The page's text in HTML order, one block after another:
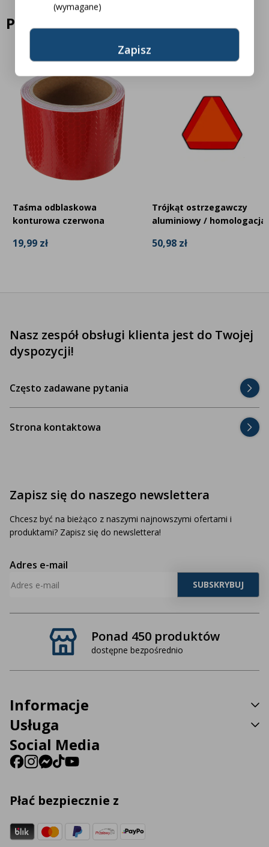
Podobne produkty
Taśma odblaskowa
konturowa czerwona
19,99 zł
Trójkąt ostrzegawczy
aluminiowy / homologacja
50,98 zł
Ponad 450 produktów
dostępne bezpośrednio
Nasz zespół obsługi klienta jest do Twojej
dyspozycji!
Często zadawane pytania
Strona kontaktowa
Zapisz się do naszego newslettera
Chcesz być na bieżąco z naszymi najnowszymi ofertami i
produktami? Zapisz się do newslettera!
Adres e-mail
Informacje
Usługa
Social Media
Płać bezpiecznie z
(wymagane)